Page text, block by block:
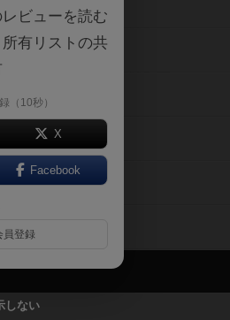
ビューを読む
有リストの共
（10秒）
X
Facebook
員登録
しない
ム